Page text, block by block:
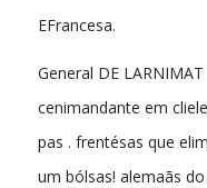
EFrancesa.
General DE LARNIMAT
cenimandante em
pas . frentésas que
um bólsas! alemaãs